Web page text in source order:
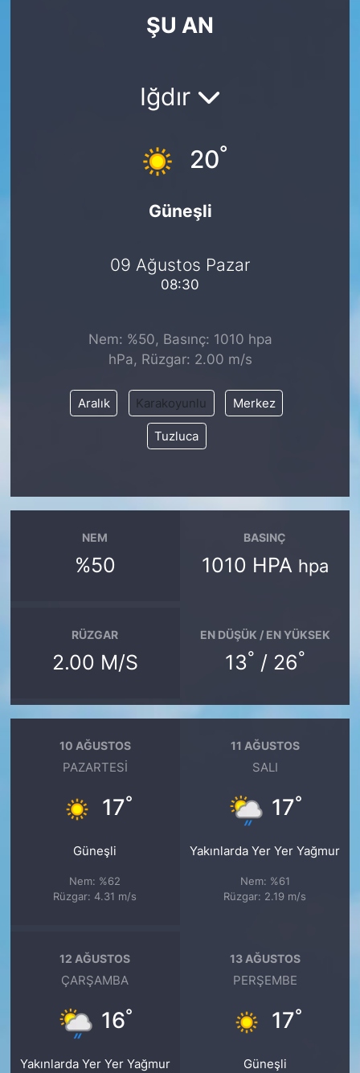
ŞU AN
Iğdır
20°
Güneşli
09 Ağustos Pazar
08:30
Nem: %50, Basınç: 1010 hpa
hPa, Rüzgar: 2.00 m/s
Aralık Karakoyunlu Merkez
Tuzluca
NEM
%50
BASINÇ
1010 HPA hpa
RÜZGAR
2.00 M/S
EN DÜŞÜK / EN YÜKSEK
13° / 26°
10 AĞUSTOS
PAZARTESI
17°
Güneşli
Nem: %62
Rüzgar: 4.31 m/s
11 AĞUSTOS
SALI
17°
Yakınlarda Yer Yer Yağmur
Nem: %61
Rüzgar: 2.19 m/s
12 AĞUSTOS
ÇARŞAMBA
16°
Yakınlarda Yer Yer Yağmur
13 AĞUSTOS
PERŞEMBE
17°
Güneşli
KÖŞE YAZILARI
KÜLTÜR SANAT
SARIYER HABERLERİ
SİYASET
SON DAKİKA HABERİ
TÜRKİYE VE DÜNYA GÜNDEMİ
YAŞAM